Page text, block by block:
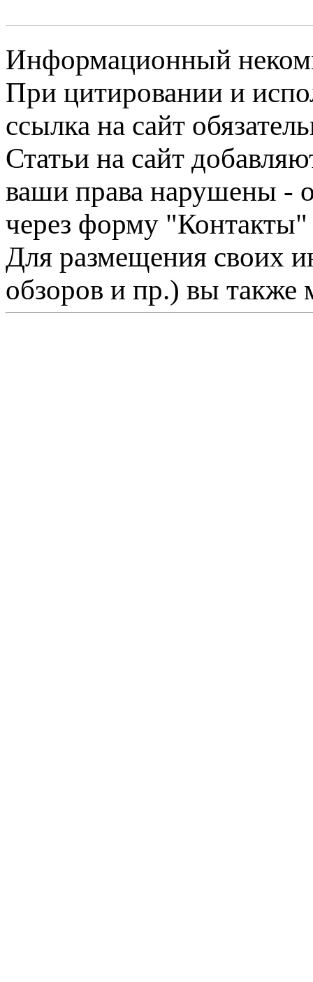
Информационный
При цитировании и
ссылка на сайт
Статьи на сайт
ваши права нарушены -
через форму "Контакты"
Для размещения своих
обзоров и пр.) вы также